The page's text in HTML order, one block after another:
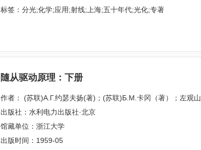
标签：分光;化学;应用;射线;上海;五十年代;光化;专著
隨从驱动原理：下册
作者： (苏联)А.Г.约瑟夫扬(著)；(苏联)Б.М.卡冈（著）；左观山
出版社：水利电力出版社·北京
馆藏单位：浙江大学
出版时间：1959-05